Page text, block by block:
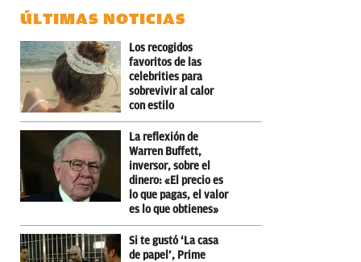
ÚLTIMAS NOTICIAS
Los recogidos
favoritos de las
celebrities para
sobrevivir al calor
con estilo
La reflexión de
Warren Buffett,
inversor, sobre el
dinero: «El precio es
lo que pagas, el valor
es lo que obtienes»
Si te gustó ‘La casa
de papel’, Prime